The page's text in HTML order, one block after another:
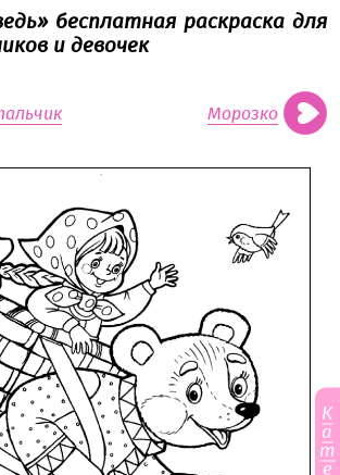
бесплатная раскраска для
и девочек
Морозко
К
а
т
е